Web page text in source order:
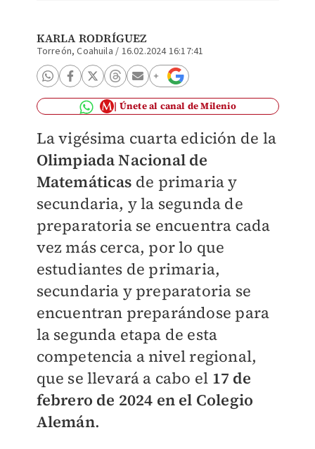
KARLA RODRÍGUEZ
Torreón, Coahuila / 16.02.2024 16:17:41
Únete al canal de Milenio
La vigésima cuarta edición de la
Olimpiada Nacional de
Matemáticas de primaria y
secundaria, y la segunda de
preparatoria se encuentra cada
vez más cerca, por lo que
estudiantes de primaria,
secundaria y preparatoria se
encuentran preparándose para
la segunda etapa de esta
competencia a nivel regional,
que se llevará a cabo el 17 de
febrero de 2024 en el Colegio
Alemán.